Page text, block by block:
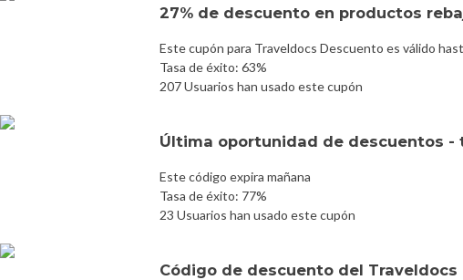
27% de descuento en productos
Este cupón para Traveldocs Descuento es válido
Tasa de éxito: 63%
207 Usuarios han usado este cupón
Última oportunidad de descuentos -
Este código expira mañana
Tasa de éxito: 77%
23 Usuarios han usado este cupón
Código de descuento del Traveldocs